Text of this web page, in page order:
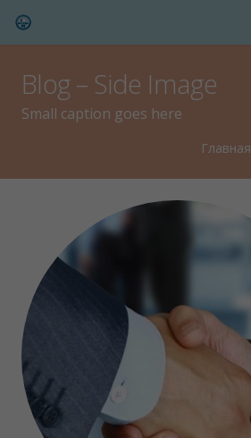
Blog – Side Image
Small caption goes here
Главная